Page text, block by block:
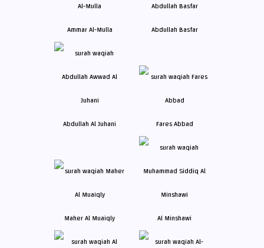
Ammar Al-Mulla Abdullah Basfar
Abdullah Al Juhani Fares Abbad
Maher Al Muaiqly Al Minshawi